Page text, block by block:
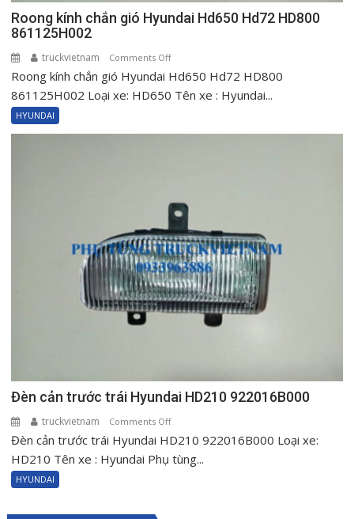
Roong kính chắn gió Hyundai Hd650 Hd72 HD800
861125H002
truckvietnam Comments Offon
Roong
kính
861125H002
Roong kính chắn gió Hyundai Hd650 Hd72 HD800
861125H002 Loại xe: HD650 Tên xe : Hyundai...
HYUNDAI
Đèn cản trước trái Hyundai HD210 922016B000
truckvietnam Comments Offon
Đèn
cản
Đèn cản trước trái Hyundai HD210 922016B000 Loại xe:
HD210 Tên xe : Hyundai Phụ tùng...
HYUNDAI